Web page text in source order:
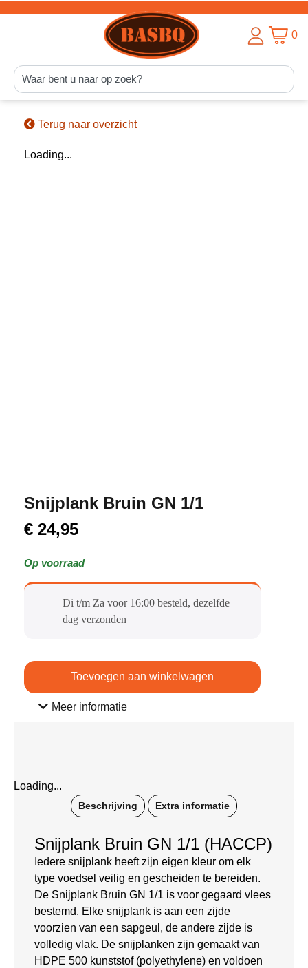
0
Terug naar overzicht
Loading...
Snijplank Bruin GN 1/1
€ 24,95
Op voorraad
Di t/m Za voor 16:00 besteld, dezelfde
dag verzonden​
Toevoegen aan winkelwagen
Meer informatie
Loading...
Beschrijving Extra informatie
Snijplank Bruin GN 1/1 (HACCP)
Iedere snijplank heeft zijn eigen kleur om elk
type voedsel veilig en gescheiden te bereiden.
De Snijplank Bruin GN 1/1 is voor gegaard vlees
bestemd. Elke snijplank is aan een zijde
voorzien van een sapgeul, de andere zijde is
volledig vlak. De snijplanken zijn gemaakt van
HDPE 500 kunststof (polyethylene) en voldoen